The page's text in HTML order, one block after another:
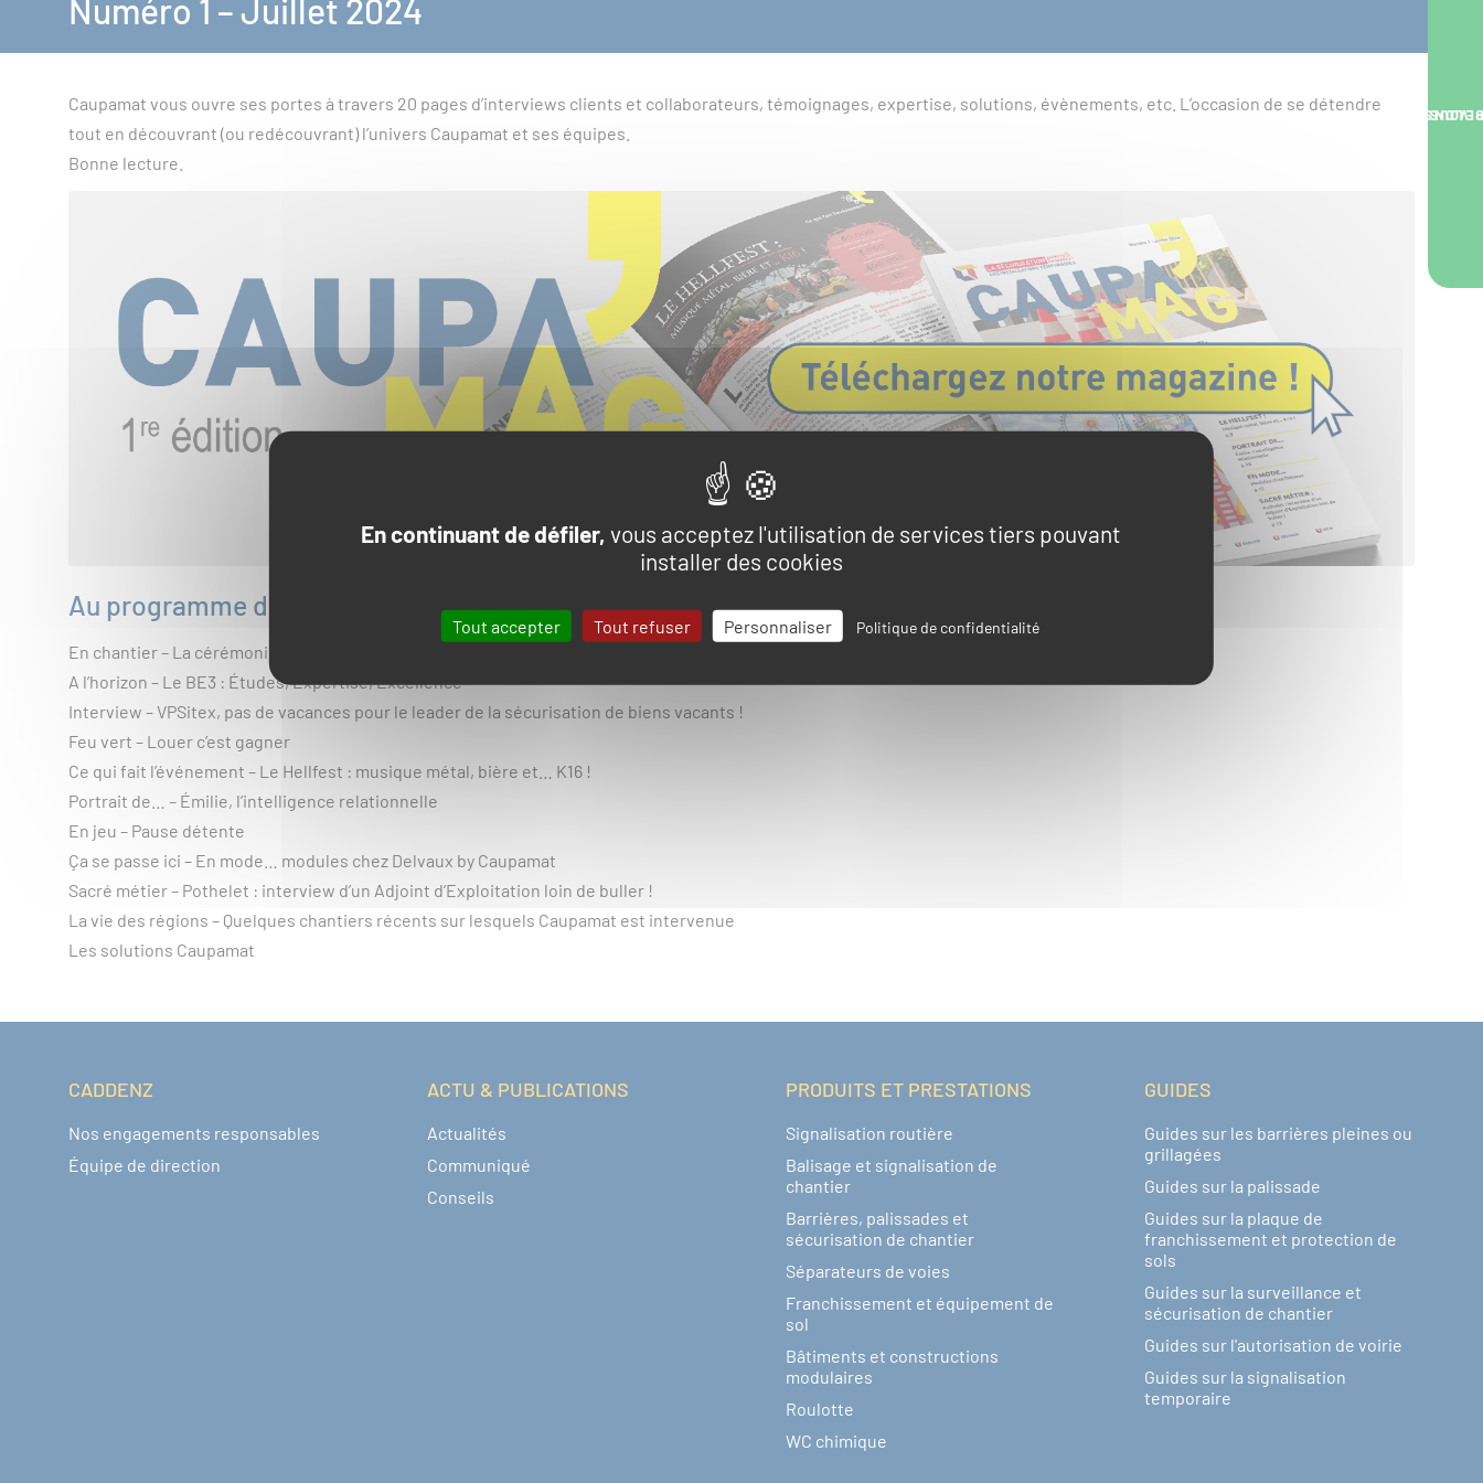
Numéro 1 – Juillet 2024
Caupamat vous ouvre ses portes à travers 20 pages d’interviews clients et collaborateurs, témoignages, expertise, solutions, évènements, etc. L’occasion de se détendre
tout en découvrant (ou redécouvrant) l’univers Caupamat et ses équipes.
Bonne lecture.
Au programme de ce numéro :
En chantier – La cérémonie d’ouverture, un projet… de poids !
A l’horizon – Le BE3 : Études, Expertise, Excellence
Interview – VPSitex, pas de vacances pour le leader de la sécurisation de biens vacants !
Feu vert – Louer c’est gagner
Ce qui fait l’événement – Le Hellfest : musique métal, bière et… K16 !
Portrait de… – Émilie, l’intelligence relationnelle
En jeu – Pause détente
Ça se passe ici – En mode… modules chez Delvaux by Caupamat
Sacré métier – Pothelet : interview d’un Adjoint d’Exploitation loin de buller !
La vie des régions – Quelques chantiers récents sur lesquels Caupamat est intervenue
Les solutions Caupamat
NOUS VOUS
Navigation pied de page
CADDENZ
Nos engagements responsables
Équipe de direction
ACTU & PUBLICATIONS
Actualités
Communiqué
Conseils
PRODUITS ET PRESTATIONS
Signalisation routière
Balisage et signalisation de
chantier
Barrières, palissades et
sécurisation de chantier
Séparateurs de voies
Franchissement et équipement de
sol
Bâtiments et constructions
modulaires
Roulotte
WC chimique
GUIDES
Guides sur les barrières pleines ou
grillagées
Guides sur la palissade
Guides sur la plaque de
franchissement et protection de
sols
Guides sur la surveillance et
sécurisation de chantier
Guides sur l'autorisation de voirie
Guides sur la signalisation
temporaire
En continuant de défiler, vous acceptez l'utilisation de services tiers pouvant
installer des cookies
Tout accepter Tout refuser Personnaliser Politique de confidentialité